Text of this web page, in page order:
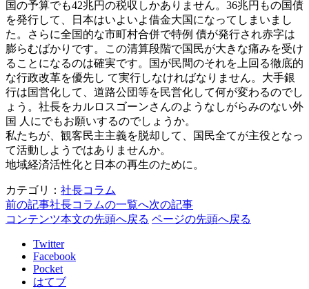
国の予算でも42兆円の税収しかありません。36兆円もの国債
を発行して、日本はいよいよ借金大国になってしまいまし
た。さらに全国的な市町村合併で特例 債が発行され赤字は
膨らむばかりです。この清算段階で国民が大きな痛みを受け
ることになるのは確実です。国が民間のそれを上回る徹底的
な行政改革を優先し て実行しなければなりません。大手銀
行は国営化して、道路公団等を民営化して何が変わるのでし
ょう。社長をカルロスゴーンさんのようなしがらみのない外
国 人にでもお願いするのでしょうか。
私たちが、観客民主主義を脱却して、国民全てが主役となっ
て活動しようではありませんか。
地域経済活性化と日本の再生のために。
カテゴリ： 社長コラム
前の記事社長コラムの一覧へ次の記事
コンテンツ本文の先頭へ戻る ページの先頭へ戻る
Twitter
Facebook
Pocket
はてブ